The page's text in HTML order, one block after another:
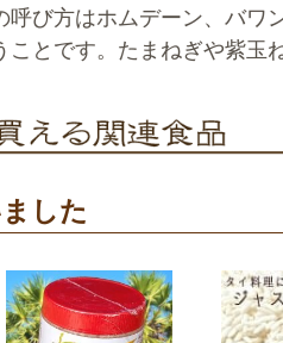
呼び方はホムデーン、バワ
ことです。たまねぎや紫玉
した